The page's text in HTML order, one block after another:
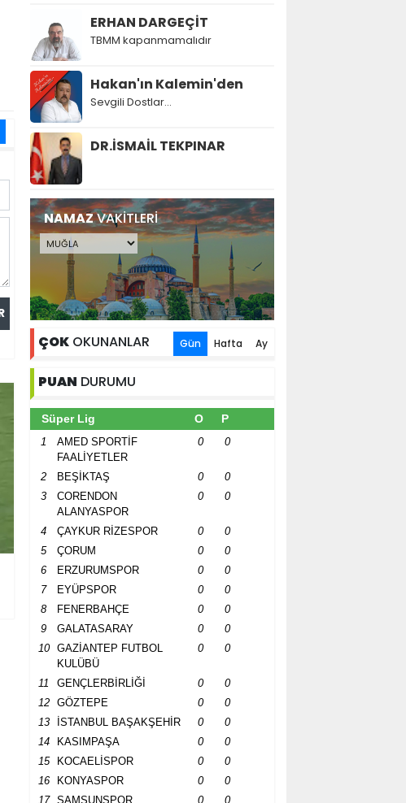
ERHAN DARGEÇİT
TBMM kapanmamalıdır
Hakan'ın Kalemin'den
Sevgili Dostlar...
DR.İSMAİL TEKPINAR
NAMAZVAKİTLERİ
ÇOK OKUNANLAR Gün Hafta Ay
PUAN DURUMU
Süper Lig O P
1
AMED SPORTİF
FAALİYETLER
0 0
2 BEŞİKTAŞ 0
0
3
CORENDON
ALANYASPOR
0 0
4 ÇAYKUR RİZESPOR 0
0
5
ÇORUM 0
0
6
ERZURUMSPOR 0
0
7
EYÜPSPOR 0
0
8
FENERBAHÇE 0
0
9
GALATASARAY 0
0
10
GAZİANTEP FUTBOL
KULÜBÜ
0 0
11 GENÇLERBİRLİĞİ 0
0
12
GÖZTEPE 0
0
13
İSTANBUL BAŞAKŞEHİR 0
0
14
KASIMPAŞA 0
0
15
KOCAELİSPOR 0
0
16
KONYASPOR 0
0
17
SAMSUNSPOR 0
0